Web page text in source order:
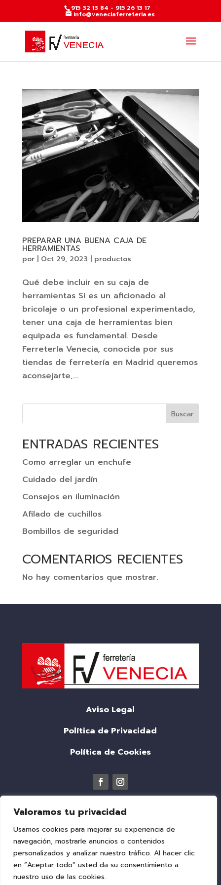
Valoramos tu privacidad
Usamos cookies para mejorar su experiencia de
navegación, mostrarle anuncios o contenidos
personalizados y analizar nuestro tráfico. Al hacer clic
en “Aceptar todo” usted da su consentimiento a
nuestro uso de las cookies.
915 32 13 84 - 915 26 13 17
info@veneciaferreteria.es
PREPARAR UNA BUENA CAJA DE
HERRAMIENTAS
por | Oct 29, 2023 | productos
Qué debe incluir en su caja de
herramientas Si es un aficionado al
bricolaje o un profesional experimentado,
tener una caja de herramientas bien
equipada es fundamental. Desde
Ferretería Venecia, conocida por sus
tiendas de ferretería en Madrid queremos
aconsejarte,...
Buscar
ENTRADAS RECIENTES
Como arreglar un enchufe
Cuidado del jardín
Consejos en iluminación
Afilado de cuchillos
Bombillos de seguridad
COMENTARIOS RECIENTES
No hay comentarios que mostrar.
Aviso Legal
Política de Privacidad
Política de Cookies